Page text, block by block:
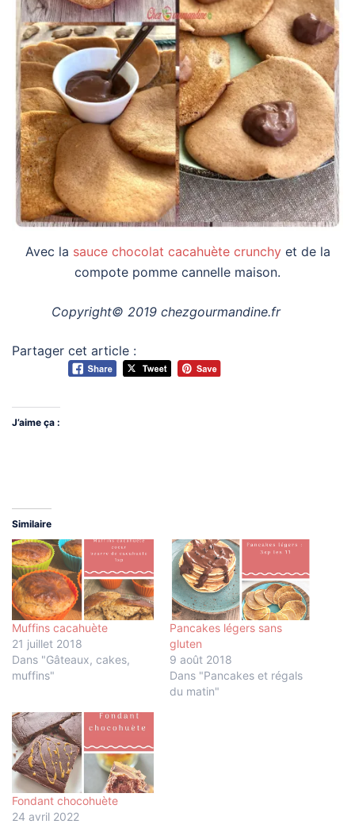
Avec la sauce chocolat cacahuète crunchyet de la
compote pomme cannelle maison.
Copyright© 2019 chezgourmandine.fr
Partager cet article :
J’aime ça :
Similaire
Muffins cacahuète
21 juillet 2018
Dans "Gâteaux, cakes,
muffins"
Pancakes légers sans
gluten
9 août 2018
Dans "Pancakes et régals
du matin"
Fondant chocohuète
24 avril 2022